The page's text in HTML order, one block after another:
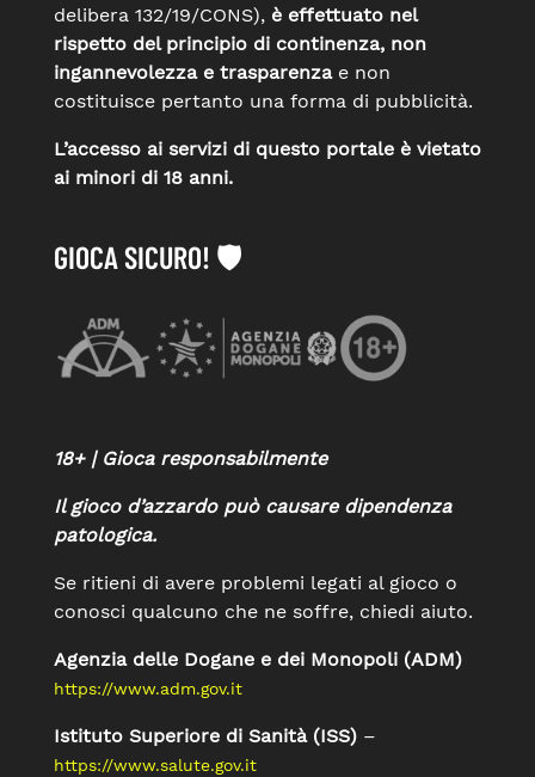
delibera 132/19/CONS), è effettuato nel
rispetto del principio di continenza, non
ingannevolezza e trasparenzae non
costituisce pertanto una forma di pubblicità.
L’accesso ai servizi di questo portale è vietato
ai minori di 18 anni.
GIOCA SICURO! 🛡️
18+ | Gioca responsabilmente
Il gioco d’azzardo può causare dipendenza
patologica.
Se ritieni di avere problemi legati al gioco o
conosci qualcuno che ne soffre, chiedi aiuto.
Agenzia delle Dogane e dei Monopoli (ADM)
https://www.adm.gov.it
Istituto Superiore di Sanità (ISS)–
https://www.salute.gov.it